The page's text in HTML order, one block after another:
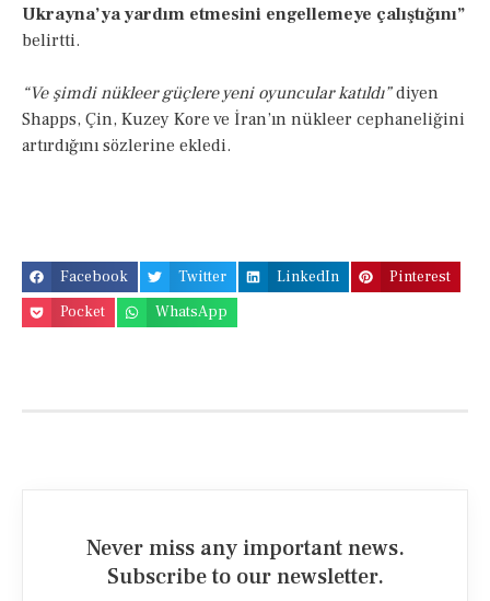
Ukrayna’ya yardım etmesini engellemeye çalıştığını”
belirtti.
“Ve şimdi nükleer güçlere yeni oyuncular katıldı”diyen
Shapps, Çin, Kuzey Kore ve İran’ın nükleer cephaneliğini
artırdığını sözlerine ekledi.
Facebook Twitter LinkedIn
Pinterest
Pocket
WhatsApp
Never miss any important news.
Subscribe to our newsletter.